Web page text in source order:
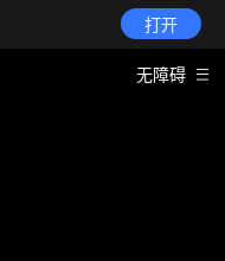
打开
无障碍